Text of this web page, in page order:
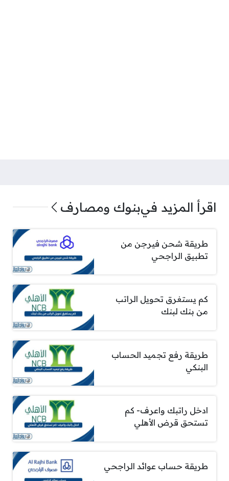
اقرأ المزيد فيبنوك ومصارف
طريقة شحن فيرجن من
تطبيق الراجحي
كم يستغرق تحويل الراتب
من بنك لبنك
طريقة رفع تجميد الحساب
البنكي
ادخل راتبك واعرف- كم
تستحق قرض الأهلي
طريقة حساب عوائد الراجحي